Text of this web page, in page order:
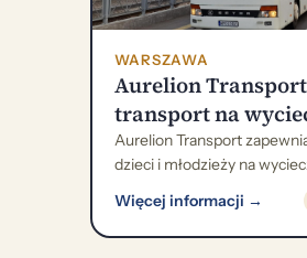
WARSZAWA
Aurelion
transport na
szkolne i kolonie
Aurelion Transport
dzieci i młodzieży na
zielone szkoły oraz kolonie.
obsługuje zarówno krótkie
(np. do muzeów), jak i
Więcej informacji →